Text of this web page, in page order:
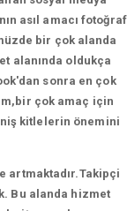
asıl amacı fotoğraf
bir çok alanda
alanında oldukça
sonra en çok
çok amaç için
kitlelerin önemini
artmaktadır.Takipçi
Bu alanda hizmet